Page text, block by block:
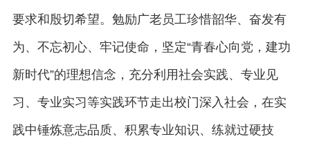
要求和殷切希望。勉励广老员工珍惜韶华、奋发有
为、不忘初心、牢记使命，坚定“青春心向党，建功
新时代”的理想信念，充分利用社会实践、专业见
习、专业实习等实践环节走出校门深入社会，在实
践中锤炼意志品质、积累专业知识、练就过硬技